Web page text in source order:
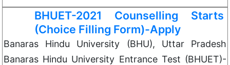
BHUET-2021 Counselling Starts
(Choice Filling Form)-Apply
Banaras Hindu University (BHU), Uttar Pradesh
Banaras Hindu University Entrance Test (BHUET)-